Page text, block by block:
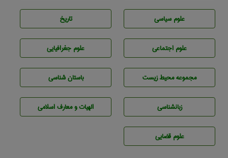
علوم سياسی تاريخ
علوم اجتماعی علوم جغرافيايی
مجموعه محيط زيست باستان شناسی
زبانشناسی الهیات و معارف اسلامی
علوم قضایی